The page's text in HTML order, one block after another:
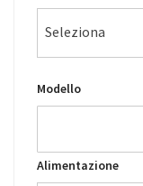
Seleziona
Modello
Alimentazione